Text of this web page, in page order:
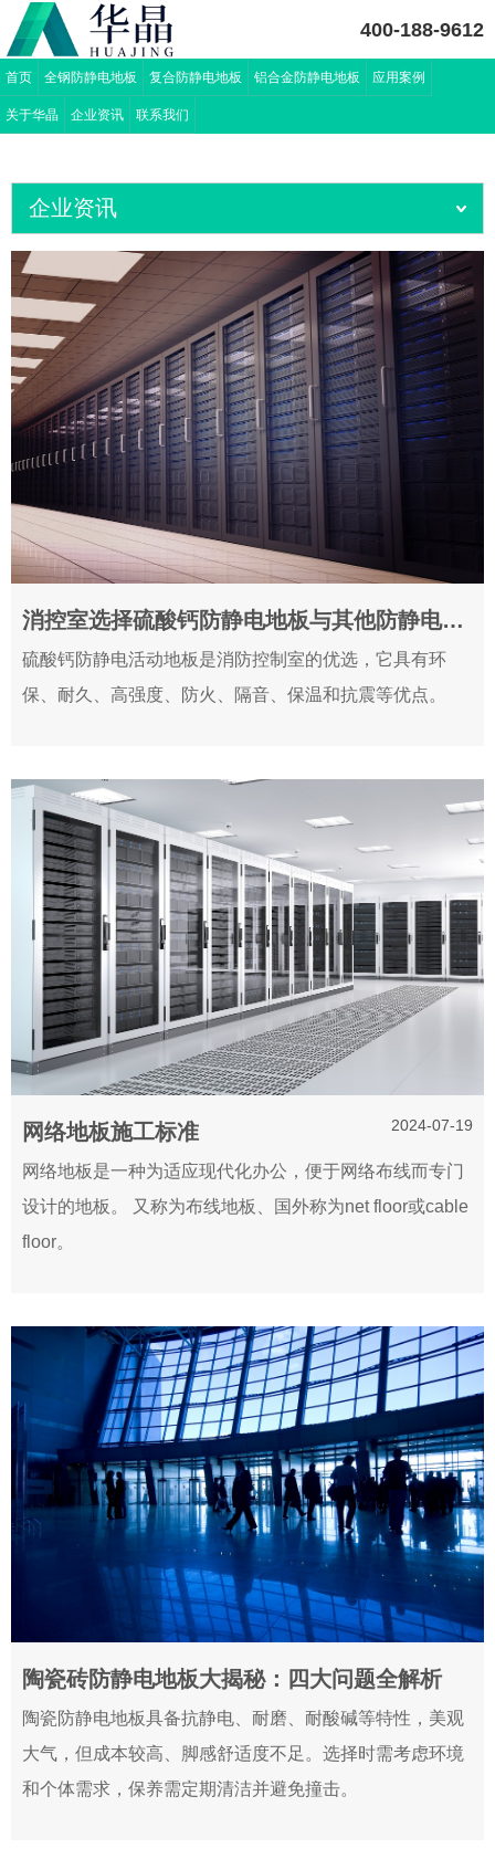
400-188-9612
首页 全钢防静电地板 复合防静电地板 铝合金防静电地板 应用案例
关于华晶 企业资讯 联系我们
企业资讯
消控室选择硫酸钙防静电地板与其他防静电地板有什么价格上的不同
2024-07-26
硫酸钙防静电活动地板是消防控制室的优选，它具有环
保、耐久、高强度、防火、隔音、保温和抗震等优点。
网络地板施工标准 2024-07-19
网络地板是一种为适应现代化办公，便于网络布线而专门
设计的地板。 又称为布线地板、国外称为net floor或cable
floor。
陶瓷砖防静电地板大揭秘：四大问题全解析
2024-07-12
陶瓷防静电地板具备抗静电、耐磨、耐酸碱等特性，美观
大气，但成本较高、脚感舒适度不足。选择时需考虑环境
和个体需求，保养需定期清洁并避免撞击。